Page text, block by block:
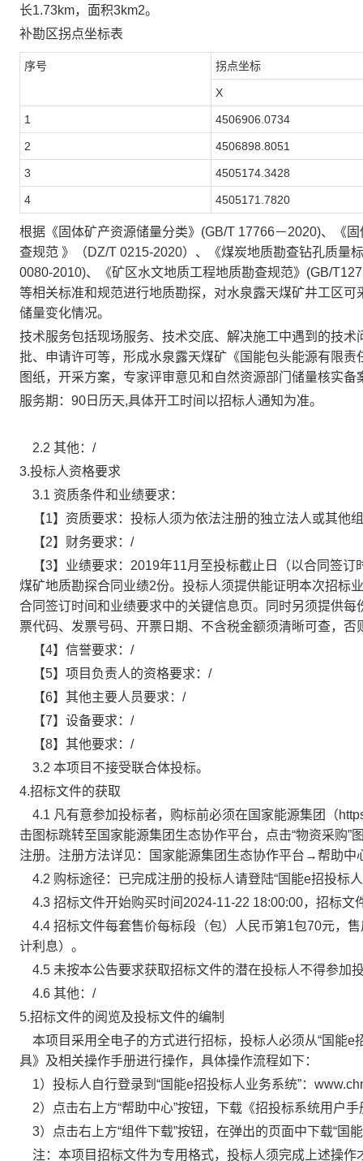
长1.73km，面积3km2。
补勘区拐点坐标表
序号 拐点坐标
X
1 4506906.0734
2 4506898.8051
3 4505174.3428
4 4505171.7820
根据《固体矿产资源储量分类》 (GB/T 17766－2020)、《
查规范 》（DZ/T 0215-2020）、《煤炭地质勘查钻孔质量
0080-2010)、《矿区水文地质工程地质勘查规范》 (GB/
等相关标准和规范进行地质勘探，对水泉露天煤矿井工区
储量变化情况。
技术服务包括现场服务、技术交底、解决施工中遇到的技
批、申请许可等，形成水泉露天煤矿《 国能包头能源有限责
图纸，开采方案，专家评审意见和自然资源部门储量核实备
服务期： 90 日历天,具体开工时间以招标人通知为准。
2.2 其他：/
3.投标人资格要求
3.1 资质条件和业绩要求：
【1】资质要求：投标人须为依法注册的独立法人或其他
【2】财务要求：/
【3】业绩要求：2019年11月至投标截止日（以合同签
煤矿地质勘探合同业绩2份。投标人须提供能证明本次招标
合同签订时间和业绩要求中的关键信息页。同时另须提供
票代码、发票号码、开票日期、不含税金额须清晰可查，否
【4】信誉要求：/
【5】项目负责人的资格要求：/
【6】其他主要人员要求：/
【7】设备要求：/
【8】其他要求：/
3.2 本项目不接受联合体投标。
4.招标文件的获取
4.1 凡有意参加投标者，购标前必须在国家能源集团（
击图标跳转至国家能源集团生态协作平台，点击“物资采购
注册。注册方法详见：国家能源集团生态协作平台→帮助中
4.2 购标途径：已完成注册的投标人请登陆“国能e招投标
4.3 招标文件开始购买时间2024-11-22 18:00:00，招标文
4.4 招标文件每套售价每标段（包）人民币第1包70元，
计利息）。
4.5 未按本公告要求获取招标文件的潜在投标人不得参加
4.6 其他：/
5.招标文件的阅览及投标文件的编制
本项目采用全电子的方式进行招标，投标人必须从“国能e
具》及相关操作手册进行操作，具体操作流程如下：
1）投标人自行登录到“国能e招投标人业务系统”：
2）点击右上方“帮助中心”按钮，下载《招投标系统用户
3）点击右上方“组件下载”按钮，在弹出的页面中下载“国
注：本项目招标文件为专用格式，投标人须完成上述操作